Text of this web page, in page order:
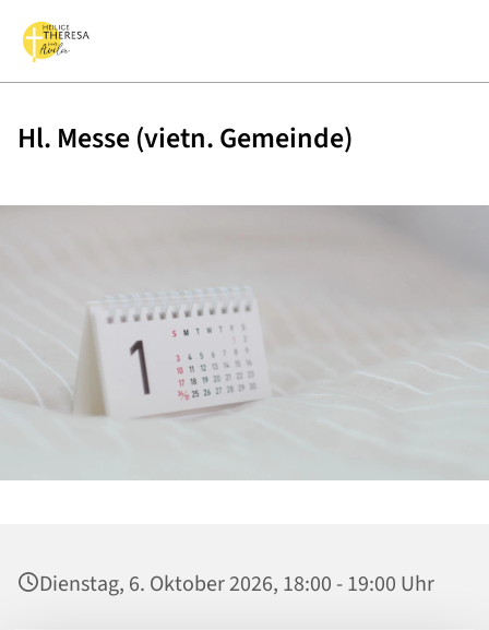
Hl. Messe (vietn. Gemeinde)
Dienstag, 6. Oktober 2026, 18:00 - 19:00 Uhr